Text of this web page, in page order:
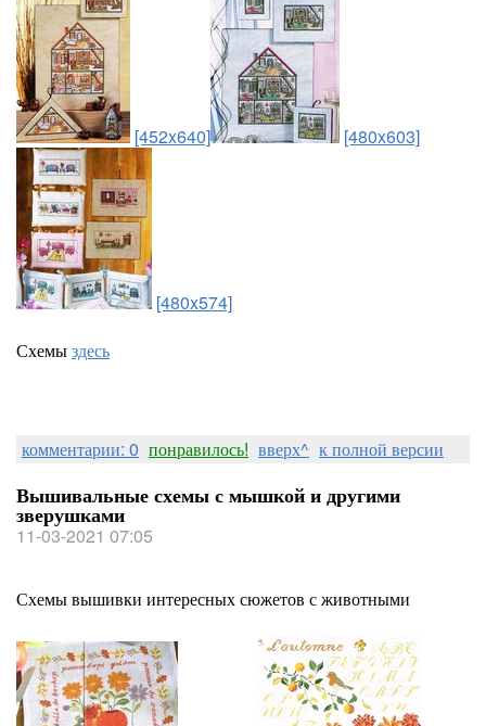
[452x640] [480x603]
[480x574]
Схемыздесь
комментарии: 0 понравилось! вверх^ к полной версии
Вышивальные схемы с мышкой и другими
зверушками
11-03-2021 07:05
Схемы вышивки интересных сюжетов с животными